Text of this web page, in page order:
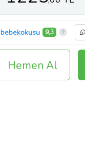
bebekokusu 9,3
Hemen Al